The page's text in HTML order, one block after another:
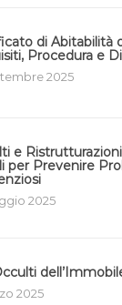
di Abitabilità
Procedura e
2025
e
per Prevenire
2025
2025